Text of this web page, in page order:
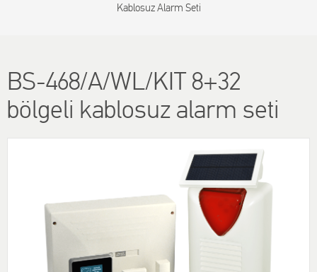
Kablosuz Alarm Seti
BS-468/A/WL/KIT 8+32
bölgeli kablosuz alarm seti